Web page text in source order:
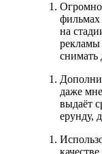
фильмах
на
снимать
даже
выдаёт
ерунду,